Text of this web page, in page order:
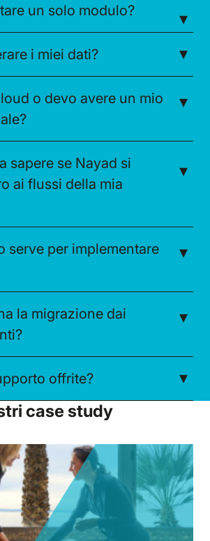
un solo modulo?
i miei dati?
o devo avere un mio
sapere se Nayad si
ai flussi della mia
serve per implementare
la migrazione dai
offrite?
case study